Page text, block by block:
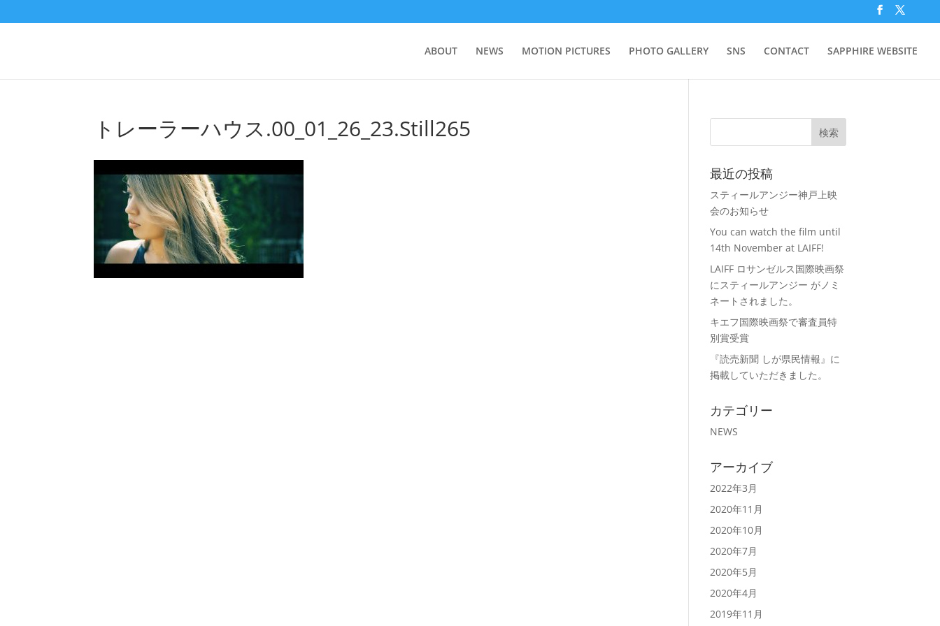
ABOUT NEWS MOTION PICTURES PHOTO GALLERY SNS CONTACT SAPPHIRE WEBSITE
トレーラーハウス.00_01_26_23.Still265
最近の投稿
スティールアンジー神戸上映
会のお知らせ
You can watch the film until
14th November at LAIFF!
LAIFF ロサンゼルス国際映画祭
にスティールアンジー がノミ
ネートされました。
キエフ国際映画祭で審査員特
別賞受賞
『読売新聞 しが県民情報』に
掲載していただきました。
カテゴリー
NEWS
アーカイブ
2022年3月
2020年11月
2020年10月
2020年7月
2020年5月
2020年4月
2019年11月